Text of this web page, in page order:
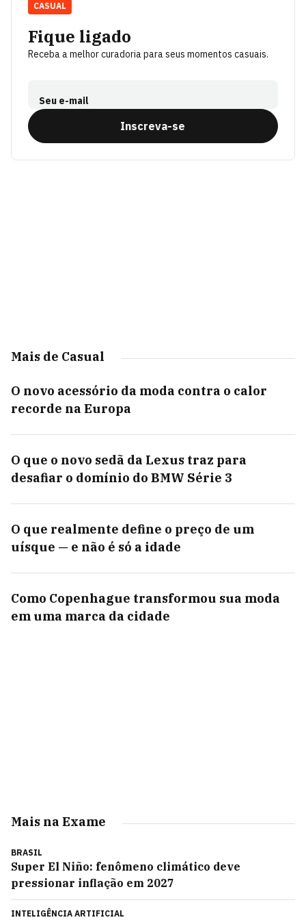
Fique ligado
Receba a melhor curadoria para seus momentos casuais.
Seu e-mail
Inscreva-se
CASUAL
Mais de Casual
O novo acessório da moda contra o calor
recorde na Europa
O que o novo sedã da Lexus traz para
desafiar o domínio do BMW Série 3
O que realmente define o preço de um
uísque — e não é só a idade
Como Copenhague transformou sua moda
em uma marca da cidade
Mais na Exame
BRASIL
Super El Niño: fenômeno climático deve
pressionar inflação em 2027
INTELIGÊNCIA ARTIFICIAL